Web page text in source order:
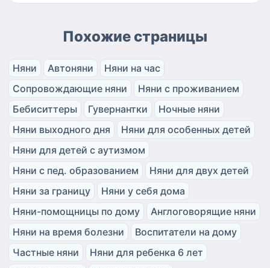
Похожие страницы
Няни Автоняни
Няни на час
Сопровождающие няни
Няни с проживанием
Бебиситтеры
Гувернантки
Ночные няни
Няни выходного дня
Няни для особенных детей
Няни для детей с аутизмом
Няни с пед. образованием
Няни для двух детей
Няни за границу
Няни у себя дома
Няни-помощницы по дому
Англоговорящие няни
Няни на время болезни
Воспитатели на дому
Частные няни
Няни для ребенка 6 лет